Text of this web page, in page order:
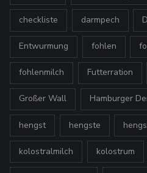
checkliste darmpech
Entwurmung fohlen
fohlenmilch Futterration
Großer Wall Hamburger
hengst hengste
kolostralmilch kolostrum